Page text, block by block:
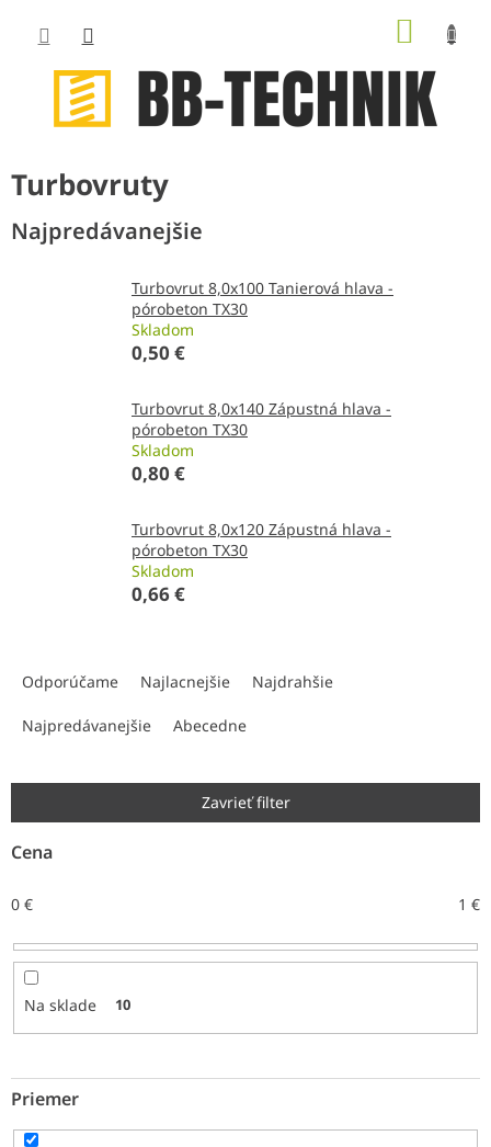
obsah
Turbovruty
Najpredávanejšie
Turbovrut 8,0x100 Tanierová hlava -
pórobeton TX30
Skladom
0,50 €
Turbovrut 8,0x140 Zápustná hlava -
pórobeton TX30
Skladom
0,80 €
Turbovrut 8,0x120 Zápustná hlava -
pórobeton TX30
Skladom
0,66 €
i
p
r
d
u
k
t
Odporúčame Najlacnejšie Najdrahšie
Najpredávanejšie Abecedne
Zavrieť filter
Cena
0 € 1 €
Na sklade 10
Priemer